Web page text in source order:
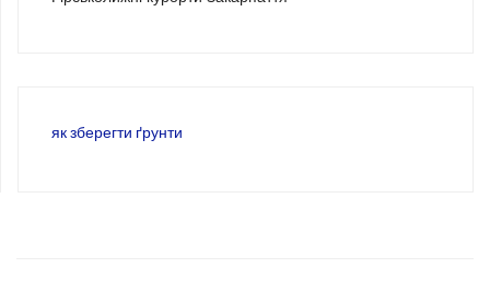
як зберегти ґрунти